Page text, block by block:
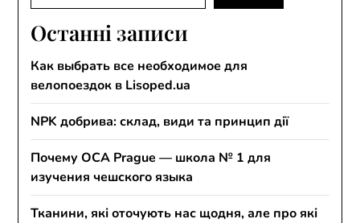
Останні записи
Как выбрать все необходимое для
велопоездок в Lisoped.ua
NPK добрива: склад, види та принцип дії
Почему OCA Prague — школа № 1 для
изучения чешского языка
Тканини, які оточують нас щодня, але про які